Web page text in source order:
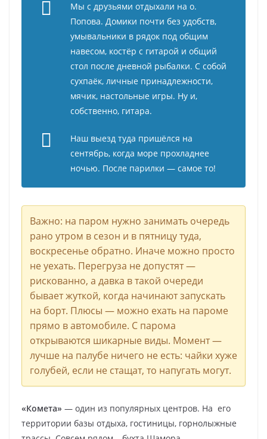
Мы с друзьями отдыхали на о.
Попова. Домики почти без удобств,
умывальники в рядок под общим
навесом, костёр с гитарой и общий
стол после дневной рыбалки. С собой
сухпаёк, личные принадлежности,
мячик, настольные игры. Ну и,
собственно, гитара.
Наш выезд туда пришёлся на
сентябрь, когда море прохладнее
ночью. После парилки — самое то!
Важно: на паром нужно занимать очередь
рано утром в сезон и в пятницу туда,
воскресенье обратно. Иначе можно просто
не уехать. Перегруза не допустят —
рискованно, а давка в такой очереди
бывает жуткой, когда начинают запускать
на борт. Плюсы — можно ехать на пароме
прямо в автомобиле. С парома
открываются шикарные виды. Момент —
лучше на палубе ничего не есть: чайки хуже
голубей, если не стащат, то напугать могут.
«Комета» — один из популярных центров. На его
территории базы отдыха, гостиницы, горнолыжные